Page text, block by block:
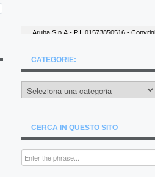
CATEGORIE:
Categorie:
CERCA IN QUESTO SITO